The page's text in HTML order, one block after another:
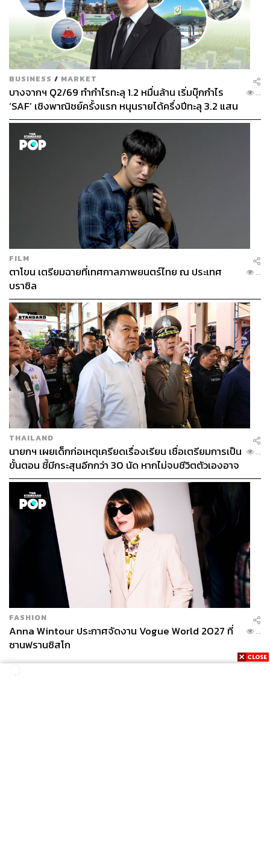
BUSINESS / MARKET
บางจากฯ Q2/69 ทำกำไรทะลุ 1.2 หมื่นล้าน เริ่มบุ๊กกำไร
‘SAF’ เชิงพาณิชย์ครั้งแรก หนุนรายได้ครึ่งปีทะลุ 3.2 แสน
ล้าน
...
FILM
ตาโขน เตรียมฉายที่เทศกาลภาพยนตร์ไทย ณ ประเทศ
บราซิล
...
THAILAND
นายกฯ เผยเด็กก่อเหตุเครียดเรื่องเรียน เชื่อเตรียมการเป็น
ขั้นตอน ชี้มีกระสุนอีกกว่า 30 นัด หากไม่จบชีวิตตัวเองอาจ
สูญเสียเพิ่ม
...
FASHION
Anna Wintour ประกาศจัดงาน Vogue World 2027 ที่
ซานฟรานซิสโก
...